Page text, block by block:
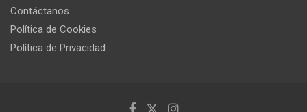
Contáctanos
Política de Cookies
Política de Privacidad